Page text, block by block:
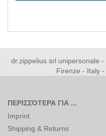
dr.zippelius srl unipersonale
Firenze - Italy -
ΠΕΡΙΣΣΌΤΕΡΑ ΓΙΑ ...
Imprint
Shipping & Returns